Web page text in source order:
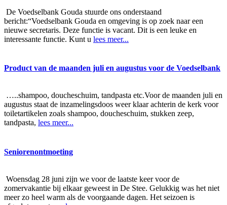
De Voedselbank Gouda stuurde ons onderstaand
bericht:“Voedselbank Gouda en omgeving is op zoek naar een
nieuwe secretaris. Deze functie is vacant. Dit is een leuke en
interessante functie. Kunt u lees meer...
Product van de maanden juli en augustus voor de Voedselbank
…..shampoo, doucheschuim, tandpasta etc.Voor de maanden juli en
augustus staat de inzamelingsdoos weer klaar achterin de kerk voor
toiletartikelen zoals shampoo, doucheschuim, stukken zeep,
tandpasta, lees meer...
Seniorenontmoeting
Woensdag 28 juni zijn we voor de laatste keer voor de
zomervakantie bij elkaar geweest in De Stee. Gelukkig was het niet
meer zo heel warm als de voorgaande dagen. Het seizoen is